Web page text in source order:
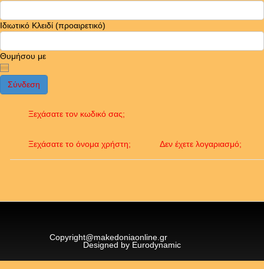
Ιδιωτικό Κλειδί (προαιρετικό)
Θυμήσου με
Σύνδεση
Ξεχάσατε τον κωδικό σας;
Ξεχάσατε το όνομα χρήστη; Δεν έχετε λογαριασμό;
Copyright@makedoniaonline.gr
Designed by Eurodynamic